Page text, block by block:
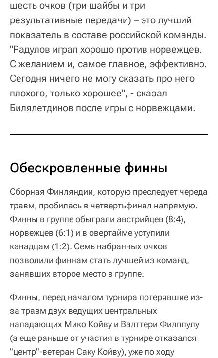
шесть очков (три шайбы и три
результативные передачи) – это лучший
показатель в составе российской команды.
"Радулов играл хорошо против норвежцев.
С желанием и, самое главное, эффективно.
Сегодня ничего не могу сказать про него
плохого, только хорошее", - сказал
Билялетдинов после игры с норвежцами.
Обескровленные финны
Сборная Финляндии, которую преследует череда
травм, пробилась в четвертьфинал напрямую.
Финны в группе обыграли австрийцев (8:4),
норвежцев (6:1) и в овертайме уступили
канадцам (1:2). Семь набранных очков
позволили финнам стать лучшей из команд,
занявших второе место в группе.
Финны, перед началом турнира потерявшие из-
за травм двух ведущих центральных
нападающих Мико Койву и Валттери Филппулу
(а еще раньше от участия в турнире отказался
"центр"-ветеран Саку Койву), уже по ходу